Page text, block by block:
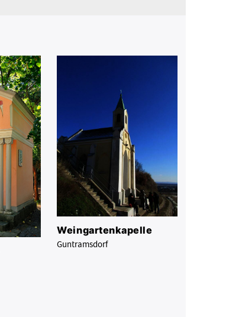
Weingartenkapelle
Guntramsdorf